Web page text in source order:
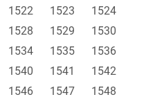
1522 1523
1524
1528 1529
1530
1534 1535
1536
1540 1541
1542
1546 1547
1548